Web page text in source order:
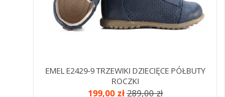
EMEL E2429-9 TRZEWIKI DZIECIĘCE PÓŁBUTY
ROCZKI
199,00 zł289,00 zł